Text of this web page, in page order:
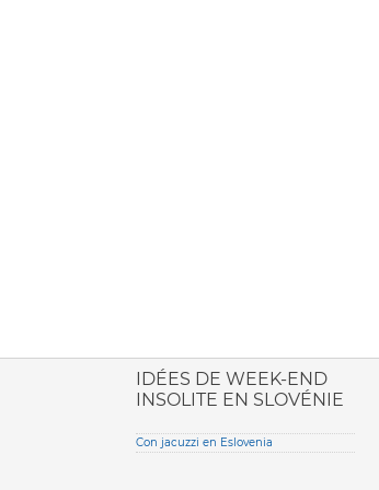
italiana
IDÉES DE WEEK-END
INSOLITE EN SLOVÉNIE
Con jacuzzi en Eslovenia